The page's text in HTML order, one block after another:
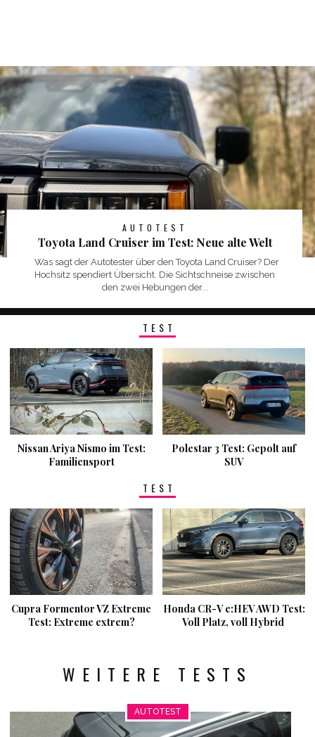
AUTOTEST
Toyota Land Cruiser im Test: Neue alte Welt
Was sagt der Autotester über den Toyota Land Cruiser? Der
Hochsitz spendiert Übersicht. Die Sichtschneise zwischen
den zwei Hebungen der...
TEST
Nissan Ariya Nismo im Test:
Familiensport
Polestar 3 Test: Gepolt auf
SUV
TEST
Cupra Formentor VZ Extreme
Test: Extreme extrem?
Honda CR-V e:HEV AWD Test:
Voll Platz, voll Hybrid
WEITERE TESTS
AUTOTEST